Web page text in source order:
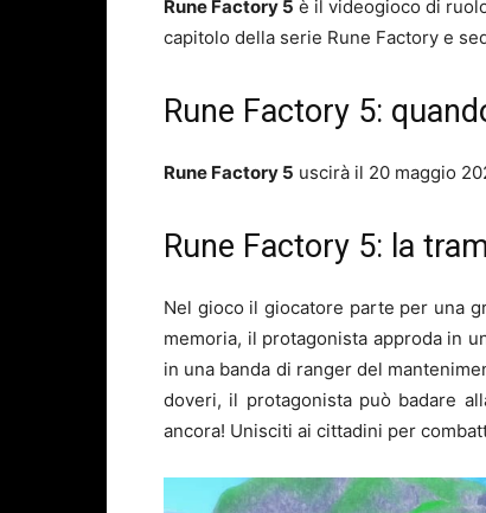
Rune Factory 5 è il videogioco di
capitolo della serie Rune Factory e
Rune Factory 5:
Rune Factory 5 uscirà il 20 maggio
Rune Factory 5: la
Nel gioco il giocatore parte per una
memoria, il protagonista approda in
in una banda di ranger del
doveri, il protagonista può badare
ancora! Unisciti ai cittadini per